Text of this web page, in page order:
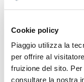
Cookie policy
Piaggio utilizza la
per offrire al
fruizione del sito.
consultare la nostra
PIAGGIO MEDLEY
109€ AL MESE